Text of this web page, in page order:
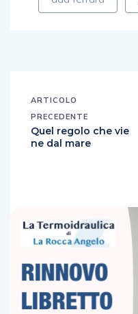
ARTICOLO
PRECEDENTE
Quel regolo che vie
ne dal mare